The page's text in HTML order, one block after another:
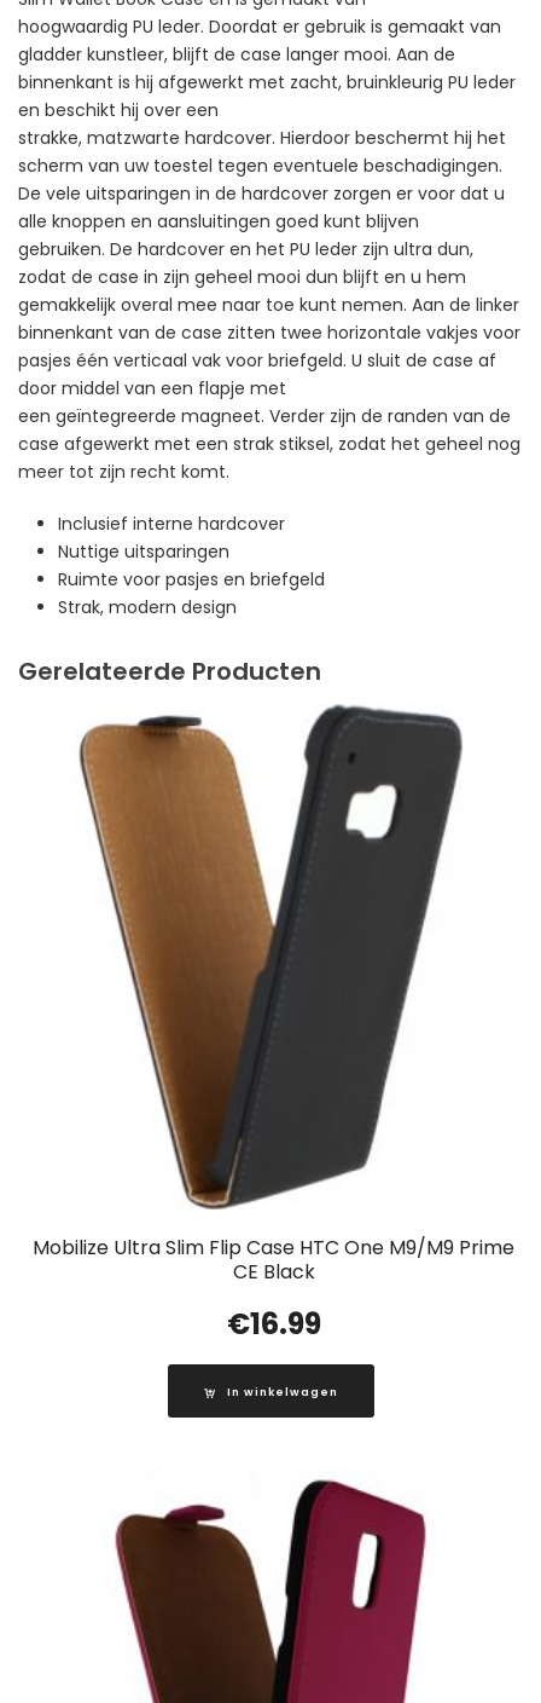
hoogwaardig PU leder. Doordat er gebruik is gemaakt van
gladder kunstleer, blijft de case langer mooi. Aan de
binnenkant is hij afgewerkt met zacht, bruinkleurig PU leder
en beschikt hij over een
strakke, matzwarte hardcover. Hierdoor beschermt hij het
scherm van uw toestel tegen eventuele beschadigingen.
De vele uitsparingen in de hardcover zorgen er voor dat u
alle knoppen en aansluitingen goed kunt blijven
gebruiken. De hardcover en het PU leder zijn ultra dun,
zodat de case in zijn geheel mooi dun blijft en u hem
gemakkelijk overal mee naar toe kunt nemen. Aan de linker
binnenkant van de case zitten twee horizontale vakjes voor
pasjes één verticaal vak voor briefgeld. U sluit de case af
door middel van een flapje met
een geïntegreerde magneet. Verder zijn de randen van de
case afgewerkt met een strak stiksel, zodat het geheel nog
meer tot zijn recht komt.
Inclusief interne hardcover
Nuttige uitsparingen
Ruimte voor pasjes en briefgeld
Strak, modern design
Gerelateerde Producten
Mobilize Ultra Slim Flip Case HTC One M9/M9 Prime
CE Black
€16.99
In winkelwagen